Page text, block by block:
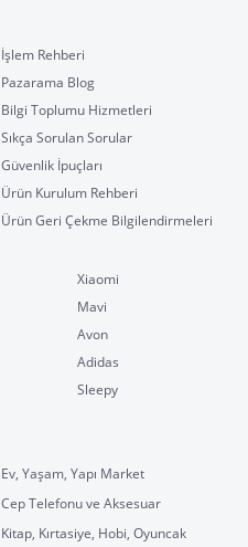
İşlem Rehberi
Pazarama Blog
Bilgi Toplumu Hizmetleri
Sıkça Sorulan Sorular
Güvenlik İpuçları
Ürün Kurulum Rehberi
Ürün Geri Çekme Bilgilendirmeleri
Xiaomi
Mavi
Avon
Adidas
Sleepy
Ev, Yaşam, Yapı Market
Cep Telefonu ve Aksesuar
Kitap, Kırtasiye, Hobi, Oyuncak